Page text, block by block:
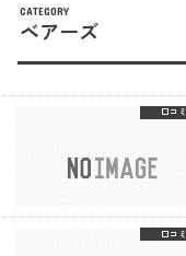
CATEGORY
ベアーズ
口コミ
口コミ